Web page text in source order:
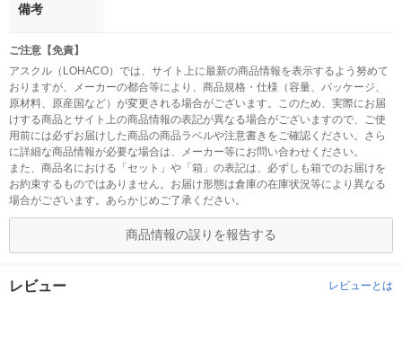
備考
ご注意【免責】
アスクル（LOHACO）では、サイト上に最新の商品情報を表示するよう努めて
おりますが、メーカーの都合等により、商品規格・仕様（容量、パッケージ、
原材料、原産国など）が変更される場合がございます。このため、実際にお届
けする商品とサイト上の商品情報の表記が異なる場合がございますので、ご使
用前には必ずお届けした商品の商品ラベルや注意書きをご確認ください。さら
に詳細な商品情報が必要な場合は、メーカー等にお問い合わせください。
また、商品名における「セット」や「箱」の表記は、必ずしも箱でのお届けを
お約束するものではありません。お届け形態は倉庫の在庫状況等により異なる
場合がございます。あらかじめご了承ください。
商品情報の誤りを報告する
レビュー レビューとは